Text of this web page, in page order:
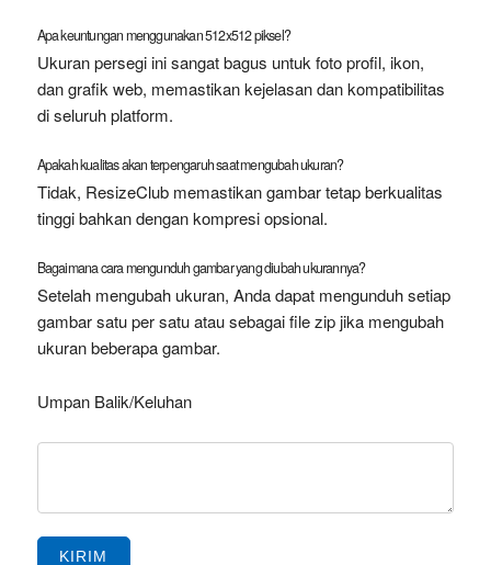
Apa keuntungan menggunakan 512x512 piksel?
Ukuran persegi ini sangat bagus untuk foto profil, ikon,
dan grafik web, memastikan kejelasan dan kompatibilitas
di seluruh platform.
Apakah kualitas akan terpengaruh saat mengubah ukuran?
Tidak, ResizeClub memastikan gambar tetap berkualitas
tinggi bahkan dengan kompresi opsional.
Bagaimana cara mengunduh gambar yang diubah ukurannya?
Setelah mengubah ukuran, Anda dapat mengunduh setiap
gambar satu per satu atau sebagai file zip jika mengubah
ukuran beberapa gambar.
Umpan Balik/Keluhan
KIRIM